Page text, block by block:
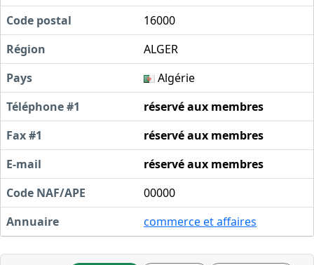
Code postal
16000
Région
ALGER
Pays
Algérie
Téléphone #1
réservé aux membres
Fax #1
réservé aux membres
E-mail
réservé aux membres
Code NAF/APE
00000
Annuaire
commerce et affaires